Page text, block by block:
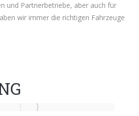
und Partnerbetriebe, aber auch für
wir immer die richtigen Fahrzeuge